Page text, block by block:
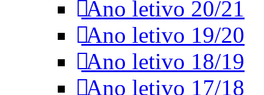
Ano letivo 20/21
Ano letivo 19/20
Ano letivo 18/19
Ano letivo 17/18